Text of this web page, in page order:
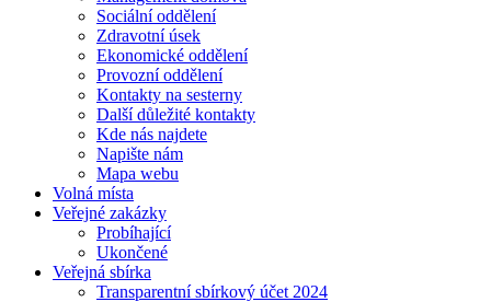
Sociální oddělení
Zdravotní úsek
Ekonomické oddělení
Provozní oddělení
Kontakty na sesterny
Další důležité kontakty
Kde nás najdete
Napište nám
Mapa webu
Volná místa
Veřejné zakázky
Probíhající
Ukončené
Veřejná sbírka
Transparentní sbírkový účet 2024